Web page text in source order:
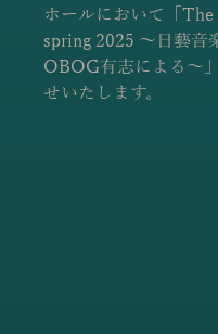
ホールにおいて「
spring 2025 〜日藝音
OBOG有志による〜
せいたします。